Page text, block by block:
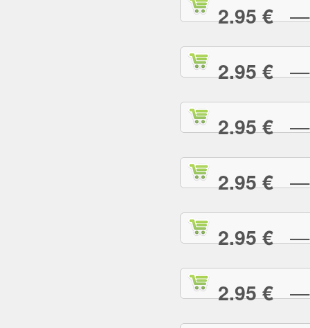
2.95 €—
2.95 €—
2.95 €—
2.95 €—
2.95 €—
2.95 €—